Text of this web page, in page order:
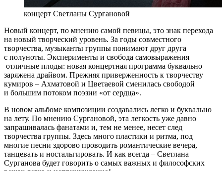
концерт Светланы Сургановой
Новый концерт, по мнению самой певицы, это знак перехода
на новый творческий уровень. За годы совместного
творчества, музыканты группы понимают друг друга
с полуноты. Эксперименты и свобода самовыражения
отличные плоды: новая концертная программа буквально
заряжена драйвом. Прежняя приверженность к творчеству
кумиров – Ахматовой и Цветаевой сменилась свободой
и большим потоком поэзии «от сердца».
В новом альбоме композиции создавались легко и буквально
на лету. По мнению Сургановой, эта легкость уже давно
запрашивалась фанатами и, тем не менее, несет след
творчества группы. Здесь много пластики и ритма, под
многие песни здорово проводить романтические вечера,
танцевать и ностальгировать. И как всегда – Светлана
Сурганова будет говорить о самых важных и философских